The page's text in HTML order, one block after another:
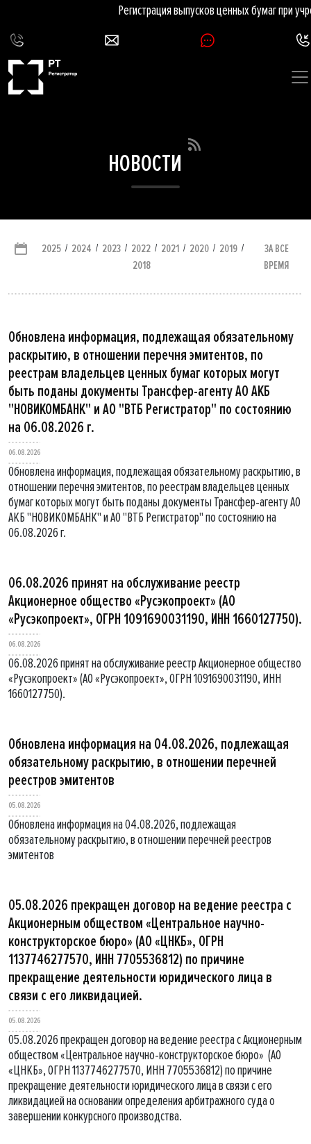
Регистрация выпусков ценных бумаг при
НОВОСТИ
2025 / 2024 / 2023 / 2022 / 2021 / 2020 / 2019 /
2018
ЗА ВСЕ
ВРЕМЯ
Обновлена информация, подлежащая обязательному
раскрытию, в отношении перечня эмитентов, по
реестрам владельцев ценных бумаг которых могут
быть поданы документы Трансфер-агенту АО АКБ
"НОВИКОМБАНК" и АО "ВТБ Регистратор" по состоянию
на 06.08.2026 г.
06.08.2026
Обновлена информация, подлежащая обязательному раскрытию, в
отношении перечня эмитентов, по реестрам владельцев ценных
бумаг которых могут быть поданы документы Трансфер-агенту АО
АКБ "НОВИКОМБАНК" и АО "ВТБ Регистратор" по состоянию на
06.08.2026 г.
06.08.2026 принят на обслуживание реестр
Акционерное общество «Русэкопроект» (АО
«Русэкопроект», ОГРН 1091690031190, ИНН 1660127750).
06.08.2026
06.08.2026 принят на обслуживание реестр Акционерное общество
«Русэкопроект» (АО «Русэкопроект», ОГРН 1091690031190, ИНН
1660127750).
Обновлена информация на 04.08.2026, подлежащая
обязательному раскрытию, в отношении перечней
реестров эмитентов
05.08.2026
Обновлена информация на 04.08.2026, подлежащая
обязательному раскрытию, в отношении перечней реестров
эмитентов
05.08.2026 прекращен договор на ведение реестра с
Акционерным обществом «Центральное научно-
конструкторское бюро» (АО «ЦНКБ», ОГРН
1137746277570, ИНН 7705536812) по причине
прекращение деятельности юридического лица в
связи с его ликвидацией.
05.08.2026
05.08.2026 прекращен договор на ведение реестра с Акционерным
обществом «Центральное научно-конструкторское бюро» (АО
«ЦНКБ», ОГРН 1137746277570, ИНН 7705536812) по причине
прекращение деятельности юридического лица в связи с его
ликвидацией на основании определения арбитражного суда о
завершении конкурсного производства.